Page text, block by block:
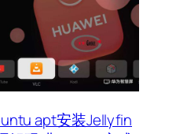
apt安装Jellyfin